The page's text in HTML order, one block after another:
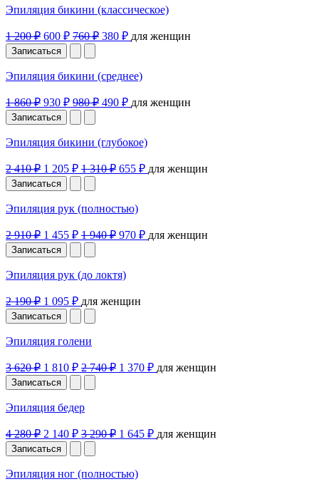
Эпиляция бикини (классическое)
1 200 ₽ 600 ₽ 760 ₽ 380 ₽ для женщин
Записаться
Эпиляция бикини (среднее)
1 860 ₽ 930 ₽ 980 ₽ 490 ₽ для женщин
Записаться
Эпиляция бикини (глубокое)
2 410 ₽ 1 205 ₽ 1 310 ₽ 655 ₽ для женщин
Записаться
Эпиляция рук (полностью)
2 910 ₽ 1 455 ₽ 1 940 ₽ 970 ₽ для женщин
Записаться
Эпиляция рук (до локтя)
2 190 ₽ 1 095 ₽ для женщин
Записаться
Эпиляция голени
3 620 ₽ 1 810 ₽ 2 740 ₽ 1 370 ₽ для женщин
Записаться
Эпиляция бедер
4 280 ₽ 2 140 ₽ 3 290 ₽ 1 645 ₽ для женщин
Записаться
Эпиляция ног (полностью)